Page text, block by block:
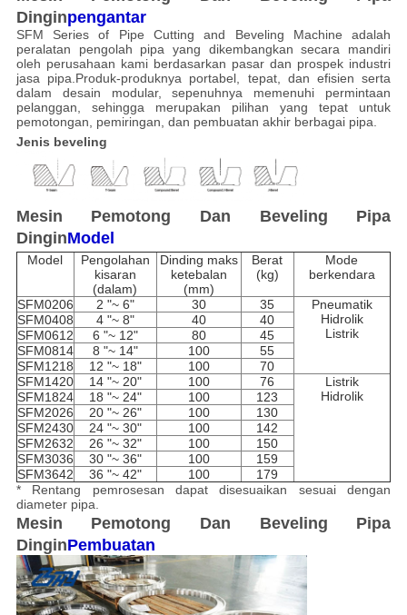
Dinginpengantar
SFM Series of Pipe Cutting and Beveling Machine adalah
peralatan pengolah pipa yang dikembangkan secara mandiri
oleh perusahaan kami berdasarkan pasar dan prospek industri
jasa pipa.Produk-produknya portabel, tepat, dan efisien serta
dalam desain modular, sepenuhnya memenuhi permintaan
pelanggan, sehingga merupakan pilihan yang tepat untuk
pemotongan, pemiringan, dan pembuatan akhir berbagai pipa.
Jenis beveling
Mesin Pemotong Dan Beveling Pipa
DinginModel
Model
Pengolahan
kisaran
(dalam)
Dinding maks
ketebalan
(mm)
Berat
(kg)
Mode
berkendara
SFM0206 2 "~ 6" 30 35
Pneumatik
Hidrolik
Listrik
SFM0408 4 "~ 8" 40
40
SFM0612
6 "~ 12" 80
45
SFM0814
8 "~ 14" 100
55
SFM1218
12 "~ 18" 100
70
SFM1420
14 "~ 20" 100 76
Listrik
Hidrolik
SFM1824 18 "~ 24" 100
123
SFM2026
20 "~ 26" 100
130
SFM2430
24 "~ 30" 100
142
SFM2632
26 "~ 32" 100
150
SFM3036
30 "~ 36" 100
159
SFM3642
36 "~ 42" 100
179
* Rentang pemrosesan dapat disesuaikan sesuai dengan
diameter pipa.
Mesin Pemotong Dan Beveling Pipa
DinginPembuatan